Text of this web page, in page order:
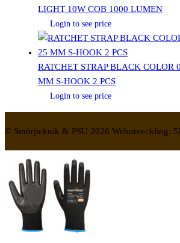
LIGHT 10W COB 1000 LUMEN
Login to see price
RATCHET STRAP BLACK COLOR
MM S-HOOK 2 PCS
Login to see price
© Smörjteknik & PSU 2026 Webutveckling: